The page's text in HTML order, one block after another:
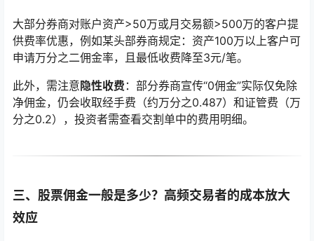
大部分券商对账户资产>50万或月交易额>500万的客户提
供费率优惠，例如某头部券商规定：资产100万以上客户可
申请万分之二佣金率，且最低收费降至3元/笔。
此外，需注意隐性收费 ：部分券商宣传“0佣金”实际仅免除
净佣金，仍会收取经手费（约万分之0.487）和证管费（万
分之0.2），投资者需查看交割单中的费用明细。
三、股票佣金一般是多少？高频交易者的成本放大
效应